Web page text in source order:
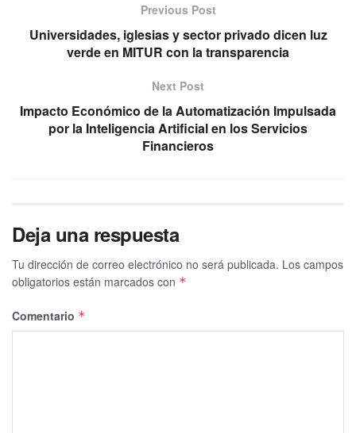
Previous Post
Universidades, iglesias y sector privado dicen luz
verde en MITUR con la transparencia
Next Post
Impacto Económico de la Automatización Impulsada
por la Inteligencia Artificial en los Servicios
Financieros
Deja una respuesta
Tu dirección de correo electrónico no será publicada. Los campos
obligatorios están marcados con *
Comentario *